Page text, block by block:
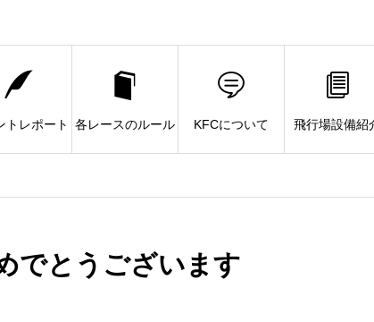
トレポート 各レースのルール KFCについて 飛行場設備紹
でとうございます